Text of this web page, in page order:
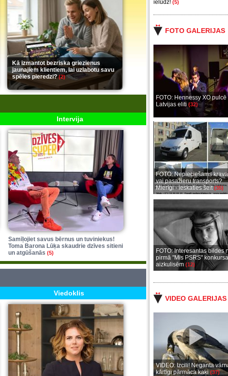
ielūdz! (5)
FOTO GALERIJAS
FOTO: Hennessy XO pulcē
Latvijas eliti (32)
FOTO: Nepieciešams
vai pasažieru transports?
Mierīgi - ieskaties šeit(35)
FOTO: Interesantas bildes
pirmā "Mis PSRS" konkursa
aizkulisēm (12)
VIDEO GALERIJAS
VIDEO: Izcili! Neganta
kārtīgi pārmāca kaķi (37)
Kā izmantot bezriska griezienus
jaunajiem klientiem, lai uzlabotu savu
spēles pieredzi?(2)
Intervija
Samīļojiet savus bērnus un tuviniekus!
Toma Barona Lūķa skaudrie dzīves sitieni
un atgūšanās (5)
Viedoklis